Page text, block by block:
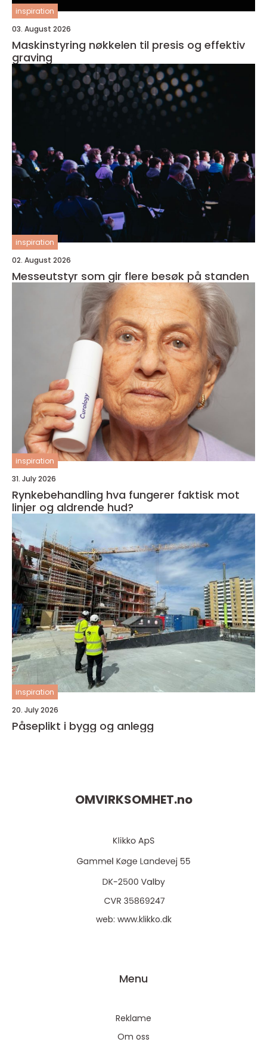
inspiration
03. August 2026
Maskinstyring nøkkelen til presis og effektiv
graving
inspiration
02. August 2026
Messeutstyr som gir flere besøk på standen
inspiration
31. July 2026
Rynkebehandling hva fungerer faktisk mot
linjer og aldrende hud?
inspiration
20. July 2026
Påseplikt i bygg og anlegg
OMVIRKSOMHET.no
web: www.klikko.dk
Menu
Reklame
Om oss